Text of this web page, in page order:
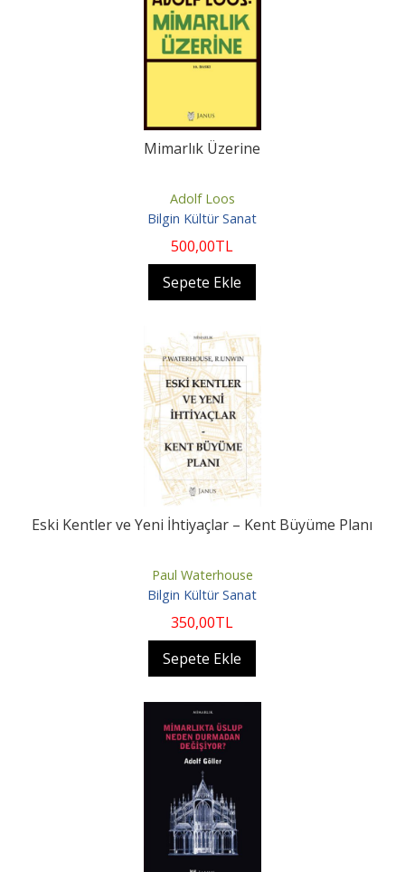
Mimarlık Üzerine
Adolf Loos
Bilgin Kültür Sanat
500,00TL
Sepete Ekle
Eski Kentler ve Yeni İhtiyaçlar – Kent Büyüme Planı
Paul Waterhouse
Bilgin Kültür Sanat
350,00TL
Sepete Ekle